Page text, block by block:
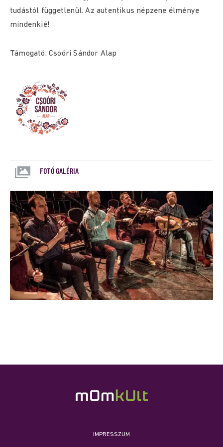
tudástól függetlenül. Az autentikus népzene élménye
mindenkié!
Támogató: Csoóri Sándor Alap
FOTÓ GALÉRIA
IMPRESSZUM